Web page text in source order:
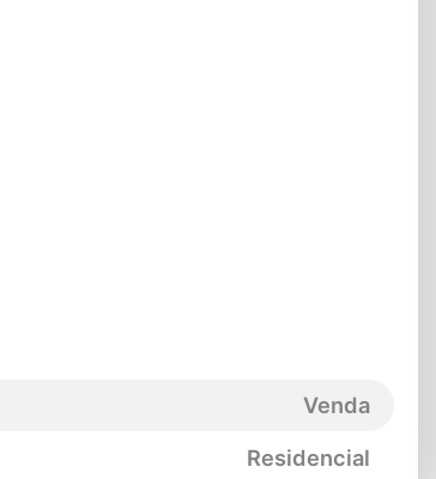
Venda
Residencial